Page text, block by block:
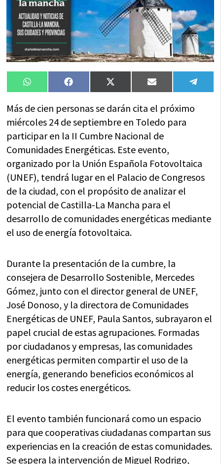
Compartir
en
WhatsAppCompartir
en
FacebookCompartir
en
X
(Twitter)
Compartir
en
Email
en
Más de cien personas se darán cita el próximo
miércoles 24 de septiembre en Toledo para
participar en la II Cumbre Nacional de
Comunidades Energéticas. Este evento,
organizado por la Unión Española Fotovoltaica
(UNEF), tendrá lugar en el Palacio de Congresos
de la ciudad, con el propósito de analizar el
potencial de Castilla-La Mancha para el
desarrollo de comunidades energéticas mediante
el uso de energía fotovoltaica.
Durante la presentación de la cumbre, la
consejera de Desarrollo Sostenible, Mercedes
Gómez, junto con el director general de UNEF,
José Donoso, y la directora de Comunidades
Energéticas de UNEF, Paula Santos, subrayaron el
papel crucial de estas agrupaciones. Formadas
por ciudadanos y empresas, las comunidades
energéticas permiten compartir el uso de la
energía, generando beneficios económicos al
reducir los costes energéticos.
El evento también funcionará como un espacio
para que cooperativas ciudadanas compartan sus
experiencias en la creación de estas comunidades.
Se espera la intervención de Miguel Rodrigo,